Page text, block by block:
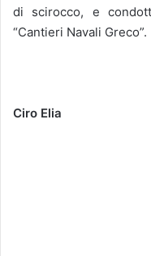
di scirocco, e
“Cantieri Navali Greco”.
Ciro Elia